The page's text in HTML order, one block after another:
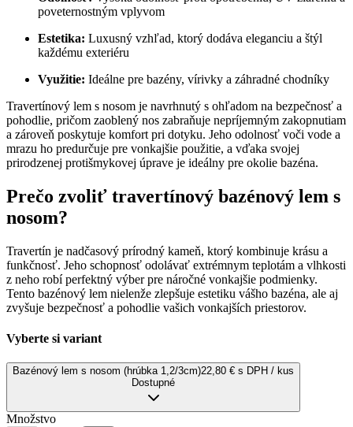
poveternostným vplyvom
Estetika: Luxusný vzhľad, ktorý dodáva eleganciu a štýl
každému exteriéru
Využitie: Ideálne pre bazény, vírivky a záhradné chodníky
Travertínový lem s nosom je navrhnutý s ohľadom na bezpečnosť a
pohodlie, pričom zaoblený nos zabraňuje nepríjemným zakopnutiam
a zároveň poskytuje komfort pri dotyku. Jeho odolnosť voči vode a
mrazu ho predurčuje pre vonkajšie použitie, a vďaka svojej
prirodzenej protišmykovej úprave je ideálny pre okolie bazéna.
Prečo zvoliť travertínový bazénový lem s
nosom?
Travertín je nadčasový prírodný kameň, ktorý kombinuje krásu a
funkčnosť. Jeho schopnosť odolávať extrémnym teplotám a vlhkosti
z neho robí perfektný výber pre náročné vonkajšie podmienky.
Tento bazénový lem nielenže zlepšuje estetiku vášho bazéna, ale aj
zvyšuje bezpečnosť a pohodlie vašich vonkajších priestorov.
Vyberte si variant
Bazénový lem s nosom (hrúbka 1,2/3cm)22,80 € s DPH / kus
Dostupné
Množstvo